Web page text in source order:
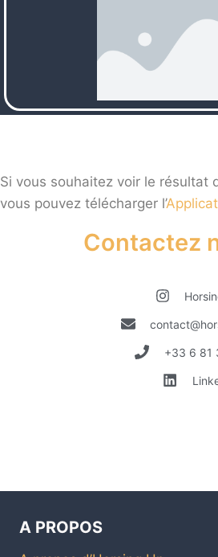
Si vous souhaitez voir le résultat
vous pouvez télécharger l’
Contactez
+33 6 81
A PROPOS